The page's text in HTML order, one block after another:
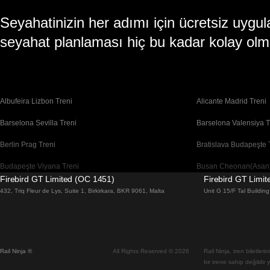
Seyahatinizin her adımı için ücretsiz
seyahat planlaması hiç bu kadar kolay
Albufeira Lizbon Treni Alicante Madrid Treni
Barselona Sevilla Treni Barselona Valensiya
Berlin Prag Treni Bratislava Budapeşte
Budapeşte Viyana Treni Busan
Cheonan(Asan) Busan Treni Coimbra Lizbon Treni
Flam Oslo Treni Floransa Roma Treni
Firebird GT Limited (OC 1451)
432, Triq Fleur de Lys, Suite 1, Birkirkara, BKR 9061, Malta
Firebird GT
Unit G 15/F Tal
Rail Ninja ® All Rights Reserved © 2026
Rail Ninja, tren
bir trene sahip değildir